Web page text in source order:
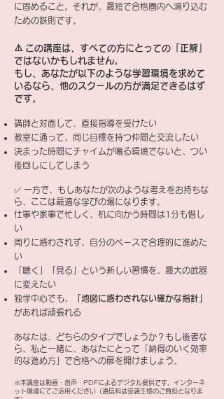
に固めること。それが、最短で合格圏内へ滑り込む
ための鉄則です。
⚠️ この講座は、すべての方にとっての「正解」
ではないかもしれません。
もし、あなたが以下のような学習環境を求めて
いるなら、他のスクールの方が満足できるはず
です。
講師と対面して、直接指導を受けたい
教室に通って、同じ目標を持つ仲間と交流したい
決まった時間にチャイムが鳴る環境でないと、つい
後回しにしてしまう
✅ 一方で、もしあなたが次のような考えをお持ちな
ら、ここは最適な学びの場になります。
仕事や家事で忙しく、机に向かう時間は1分も惜し
い
周りに惑わされず、自分のペースで合理的に進めた
い
「聴く」「見る」という新しい習慣を、最大の武器
に変えたい
独学中心でも、
「地図に惑わされない確かな指針」
があれば頑張れる
あなたは、どちらのタイプでしょうか？もし後者な
ら、私と一緒に、あなたにとって「納得のいく効率
的な進め方」で合格への扉を開けましょう。
※本講座は動画・音声・PDFによるデジタル提供です。インターネ
ット環境にてご活用ください （通信料は受講生様のご負担となりま